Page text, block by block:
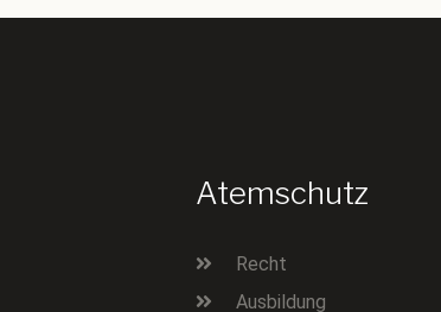
Atemschutz
Recht
Ausbildung